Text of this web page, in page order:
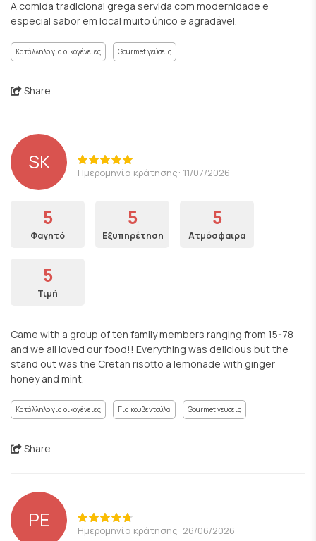
A comida tradicional grega servida com modernidade e
especial sabor em local muito único e agradável.
Κατάλληλο για οικογένειες Gourmet γεύσεις
Share
SK Ημερομηνία κράτησης: 11/07/2026
5
Φαγητό
5
Εξυπηρέτηση
5
Ατμόσφαιρα
5
Τιμή
Came with a group of ten family members ranging from 15-78
and we all loved our food!! Everything was delicious but the
stand out was the Cretan risotto a lemonade with ginger
honey and mint.
Κατάλληλο για οικογένειες Για κουβεντούλα Gourmet γεύσεις
Share
PE Ημερομηνία κράτησης: 26/06/2026